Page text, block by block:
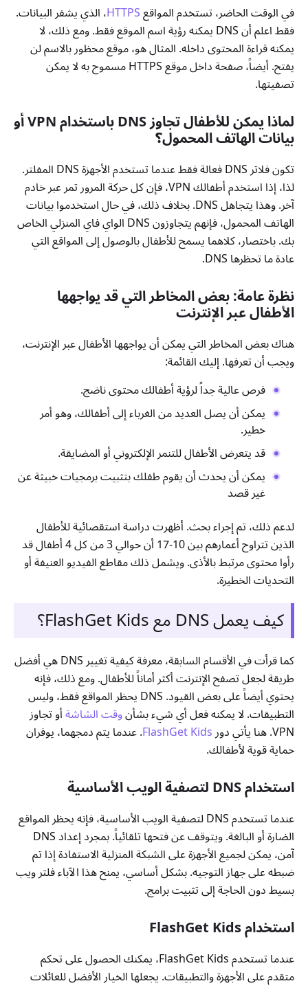
في الوقت الحاضر، تستخدم المواقعHTTPS، الذي يشفر البيانات.
فقط اعلم أن DNS يمكنه رؤية اسم الموقع فقط. ومع ذلك، لا
يمكنه قراءة المحتوى داخله. المثال هو، موقع محظور بالاسم لن
يفتح. أيضاً، صفحة داخل موقع HTTPS مسموح به لا يمكن
تصفيتها.
لماذا يمكن للأطفال تجاوز DNS باستخدام VPN أو
بيانات الهاتف المحمول؟
تكون فلاتر DNS فعالة فقط عندما تستخدم الأجهزة DNS المفلتر.
لذا، إذا استخدم أطفالك VPN، فإن كل حركة المرور تمر عبر خادم
آخر. وهذا يتجاهل DNS. بخلاف ذلك، في حال استخدموا بيانات
الهاتف المحمول، فإنهم يتجاوزون DNS الواي فاي المنزلي الخاص
بك. باختصار، كلاهما يسمح للأطفال بالوصول إلى المواقع التي
عادة ما تحظرها DNS.
نظرة عامة: بعض المخاطر التي قد يواجهها
الأطفال عبر الإنترنت
هناك بعض المخاطر التي يمكن أن يواجهها الأطفال عبر الإنترنت،
ويجب أن تعرفها. إليك القائمة:
فرص عالية جداً لرؤية أطفالك محتوى ناضج.
يمكن أن يصل العديد من الغرباء إلى أطفالك، وهو أمر
خطير.
قد يتعرض الأطفال للتنمر الإلكتروني أو المضايقة.
يمكن أن يحدث أن يقوم طفلك بتثبيت برمجيات خبيثة عن
غير قصد
لدعم ذلك، تم إجراء بحث. أظهرت دراسة استقصائية للأطفال
الذين تتراوح أعمارهم بين 10-17 أن حوالي 3 من كل 4 أطفال قد
رأوا محتوى مرتبط بالأذى. ويشمل ذلك مقاطع الفيديو العنيفة أو
التحديات الخطيرة.
كيف يعمل DNS مع FlashGet Kids؟
كما قرأت في الأقسام السابقة، معرفة كيفية تغيير DNS هي أفضل
طريقة لجعل تصفح الإنترنت أكثر أماناً للأطفال. ومع ذلك، فإنه
يحتوي أيضاً على بعض القيود. DNS يحظر المواقع فقط، وليس
التطبيقات. لا يمكنه فعل أي شيء بشأنوقت الشاشةأو تجاوز
VPN. هنا يأتي دور FlashGet Kids. عندما يتم دمجهما، يوفران
حماية قوية لأطفالك.
استخدام DNS لتصفية الويب الأساسية
عندما تستخدم DNS لتصفية الويب الأساسية، فإنه يحظر المواقع
الضارة أو البالغة. ويتوقف عن فتحها تلقائياً. بمجرد إعداد DNS
آمن، يمكن لجميع الأجهزة على الشبكة المنزلية الاستفادة إذا تم
ضبطه على جهاز التوجيه. بشكل أساسي، يمنح هذا الآباء فلتر ويب
بسيط دون الحاجة إلى تثبيت برامج.
استخدام FlashGet Kids
عندما تستخدم FlashGet Kids، يمكنك الحصول على تحكم
متقدم على الأجهزة والتطبيقات. يجعلها الخيار الأفضل للعائلات